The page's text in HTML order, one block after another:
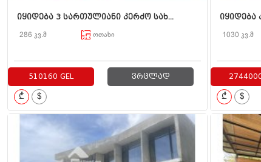
იყიდება 3 სართულიანი კერძო სახ...
286 კვ.მ ოთახი
510160 GEL ვრცლად
₾ $
იყიდება
1030 კვ.მ
₾ $